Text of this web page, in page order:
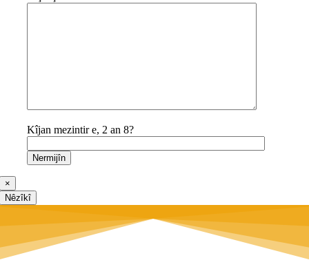
Kîjan mezintir e, 2 an 8?
×
Nêzîkî